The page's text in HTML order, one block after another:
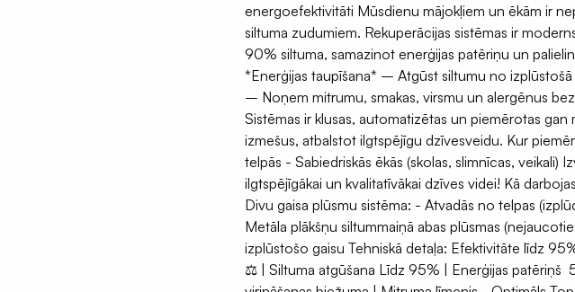
energoefektivitāti Mūsdienu mājokļiem un ēkām ir
siltuma zudumiem. Rekuperācijas sistēmas ir
90% siltuma, samazinot enerģijas patēriņu un
*Enerģijas taupīšana* – Atgūst siltumu no
– Noņem mitrumu, smakas, virsmu un alergēnus
Sistēmas ir klusas, automatizētas un piemērotas
izmešus, atbalstot ilgtspējīgu dzīvesveidu. Kur
telpās - Sabiedriskās ēkās (skolas, slimnīcas,
ilgtspējīgākai un kvalitatīvākai dzīves videi! Kā
Divu gaisa plūsmu sistēma: - Atvadās no telpas
Metāla plākšņu siltummaiņā abas plūsmas
izplūstošo gaisu Tehniskā detaļa: Efektivitāte līdz
⚖️ | Siltuma atgūšana Līdz 95% | Enerģijas patēriņš